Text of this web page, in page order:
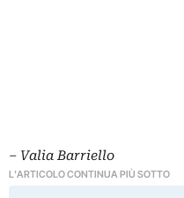
– Valia Barriello
L'ARTICOLO CONTINUA PIÙ SOTTO